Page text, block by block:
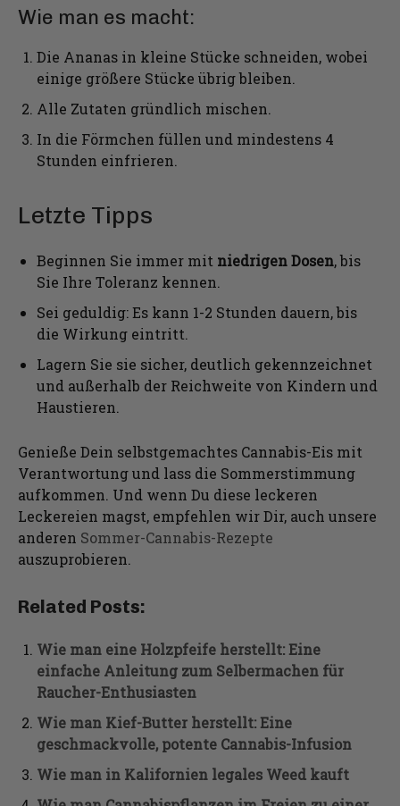
Wie man es macht:
Die Ananas in kleine Stücke schneiden, wobei
einige größere Stücke übrig bleiben.
Alle Zutaten gründlich mischen.
In die Förmchen füllen und mindestens 4
Stunden einfrieren.
Letzte Tipps
Beginnen Sie immer mit niedrigen Dosen, bis
Sie Ihre Toleranz kennen.
Sei geduldig: Es kann 1-2 Stunden dauern, bis
die Wirkung eintritt.
Lagern Sie sie sicher, deutlich gekennzeichnet
und außerhalb der Reichweite von Kindern und
Haustieren.
Genieße Dein selbstgemachtes Cannabis-Eis mit
Verantwortung und lass die Sommerstimmung
aufkommen. Und wenn Du diese leckeren
Leckereien magst, empfehlen wir Dir, auch unsere
anderen Sommer-Cannabis-Rezepte
auszuprobieren.
Related Posts:
Wie man eine Holzpfeife herstellt: Eine
einfache Anleitung zum Selbermachen für
Raucher-Enthusiasten
Wie man Kief-Butter herstellt: Eine
geschmackvolle, potente Cannabis-Infusion
Wie man in Kalifornien legales Weed kauft